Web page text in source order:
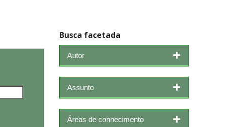
Busca facetada
Autor
Assunto
Áreas de conhecimento